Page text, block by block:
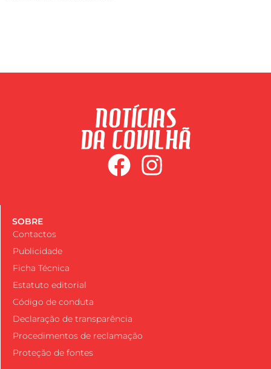
SOBRE
Contactos
Publicidade
Ficha Técnica
Estatuto editorial
Código de conduta
Declaração de transparência
Procedimentos de reclamação
Proteção de fontes